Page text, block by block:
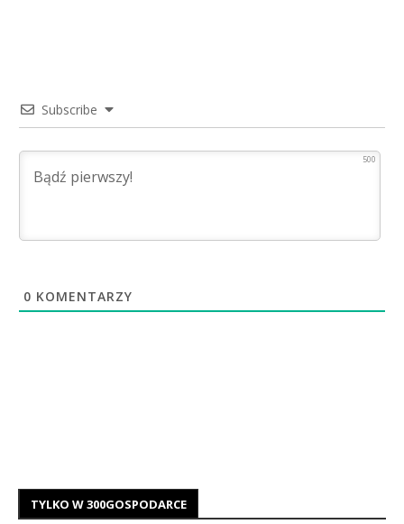
Subscribe
500
0 KOMENTARZY
TYLKO W 300GOSPODARCE